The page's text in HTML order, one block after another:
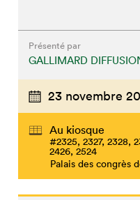
Présenté par
GALLIMARD
23 novembre
Au kiosque
#2325, 2327, 2328,
2426, 2524
Palais des congrès